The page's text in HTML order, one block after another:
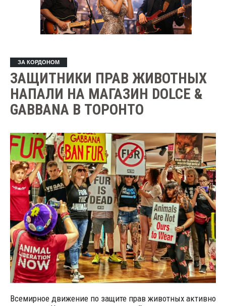
ЗА КОРДОНОМ
ЗАЩИТНИКИ ПРАВ ЖИВОТНЫХ
НАПАЛИ НА МАГАЗИН DOLCE &
GABBANA В ТОРОНТО
Всемирное движение по защите прав животных активно